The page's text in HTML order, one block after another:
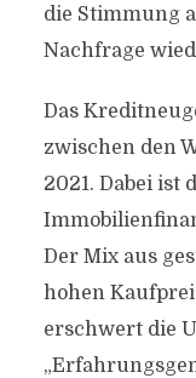
die Stimmung
Nachfrage
Das
zwischen den
2021. Dabei ist
Der Mix aus
hohen
erschwert die